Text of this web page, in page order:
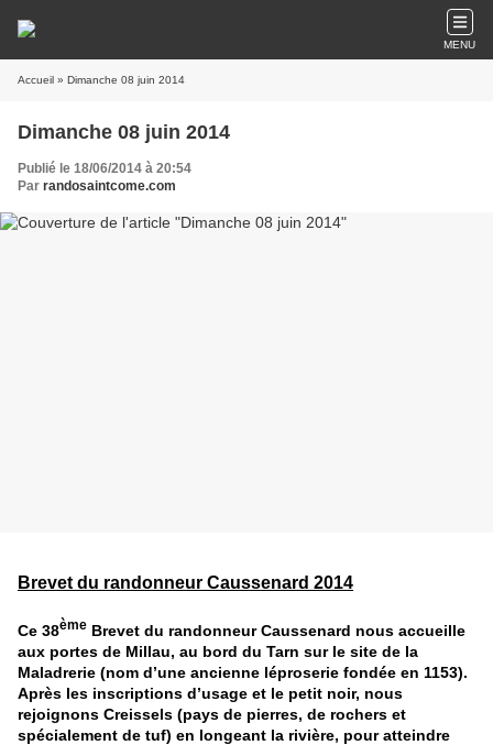
MENU
Accueil » Dimanche 08 juin 2014
Dimanche 08 juin 2014
Publié le 18/06/2014 à 20:54
Par randosaintcome.com
Brevet du randonneur Caussenard 2014
Ce 38ème Brevet du randonneur Caussenard nous accueille
aux portes de Millau, au bord du Tarn sur le site de la
Maladrerie (nom d’une ancienne léproserie fondée en 1153).
Après les inscriptions d’usage et le petit noir, nous
rejoignons Creissels (pays de pierres, de rochers et
spécialement de tuf) en longeant la rivière, pour atteindre